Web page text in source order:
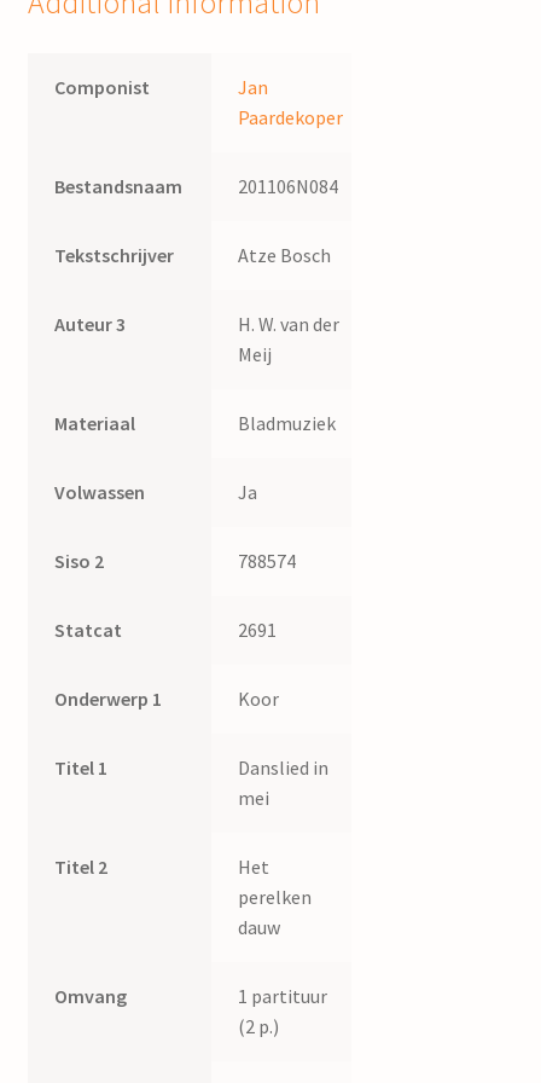
der
Componist
Jan
Paardekoper
Bestandsnaam 201106N084
Tekstschrijver Atze Bosch
Auteur 3
H. W. van der
Meij
Materiaal Bladmuziek
Volwassen Ja
Siso 2 788574
Statcat 2691
Onderwerp 1 Koor
Titel 1
Danslied in
mei
Titel 2
Het
perelken
dauw
Omvang
1 partituur
(2 p.)